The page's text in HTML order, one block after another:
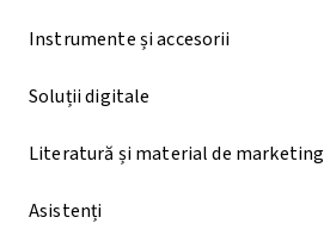
Instrumente și accesorii
Soluții digitale
Literatură și material de marketing
Asistenți